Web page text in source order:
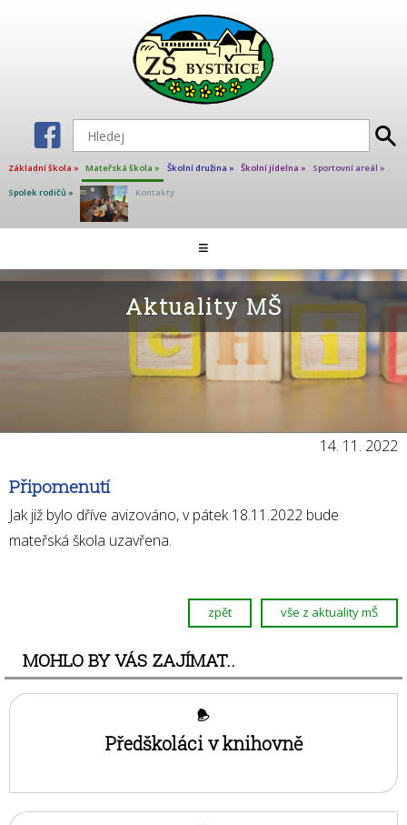
Základní škola » Mateřská škola » Školní družina » Školní jídelna » Sportovní areál »
Spolek rodičů » Kontakty
≡
Školní jídelna
Školné
Fotogalerie
Sovičky
Datlíci
Drozdíci
Vrabčáci
Kosíci
Sovičky
Drozdíci
Aktuality MŠ
14. 11. 2022
Připomenutí
Jak již bylo dříve avizováno, v pátek 18.11.2022 bude
mateřská škola uzavřena.
vše z aktuality mŠ
zpět
MOHLO BY VÁS ZAJÍMAT..
Předškoláci v knihovně